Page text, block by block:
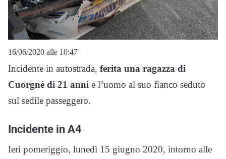
16/06/2020 alle 10:47
Incidente in autostrada, ferita una ragazza di
Cuorgnè di 21 anni e l’uomo al suo fianco seduto
sul sedile passeggero.
Incidente in A4
Ieri pomeriggio, lunedì 15 giugno 2020, intorno alle